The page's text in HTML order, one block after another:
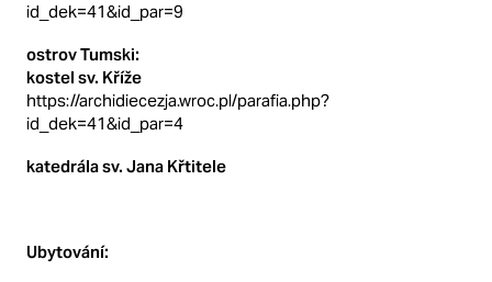
id_dek=41&id_par=9
ostrov Tumski:
kostel sv. Kříže
https://archidiecezja.wroc.pl/parafia.php?
id_dek=41&id_par=4
katedrála sv. Jana Křtitele
Ubytování: